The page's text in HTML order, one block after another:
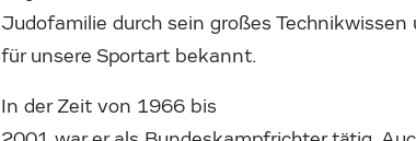
Judofamilie durch sein großes
für unsere Sportart bekannt.
In der Zeit von 1966 bis